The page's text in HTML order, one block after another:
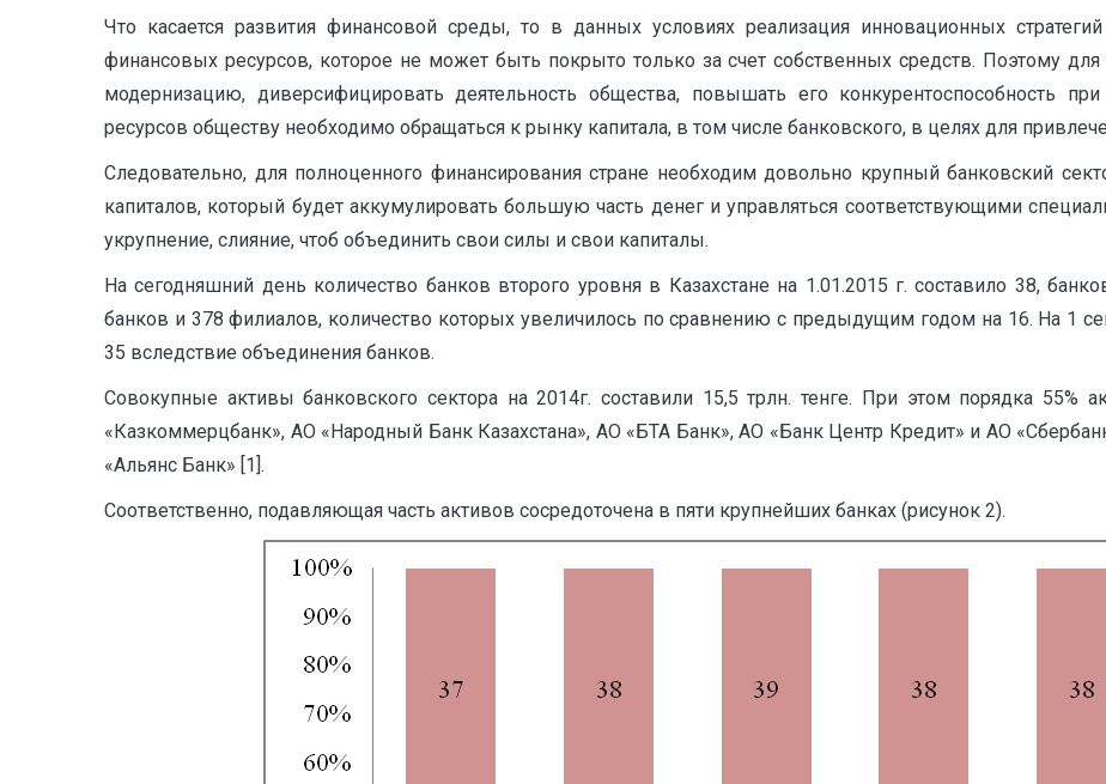
Что касается развития финансовой среды, то в данных условиях реализация инновационных
финансовых ресурсов, которое не может быть покрыто только за счет собственных средств. Поэтому для
модернизацию, диверсифицировать деятельность общества, повышать его конкурентоспособность
ресурсов обществу необходимо обращаться к рынку капитала, в том числе банковского, в целях для
Следовательно, для полноценного финансирования стране необходим довольно крупный банковский
капиталов, который будет аккумулировать большую часть денег и управляться соответствующими
укрупнение, слияние, чтоб объединить свои силы и свои капиталы.
На сегодняшний день количество банков второго уровня в Казахстане на 1.01.2015 г. составило 38,
банков и 378 филиалов, количество которых увеличилось по сравнению с предыдущим годом на 16. На 1
35 вследствие объединения банков.
Совокупные активы банковского сектора на 2014г. составили 15,5 трлн. тенге. При этом порядка 55%
«Казкоммерцбанк», АО «Народный Банк Казахстана», АО «БТА Банк», АО «Банк Центр Кредит» и АО
«Альянс Банк» [1].
Соответственно, подавляющая часть активов сосредоточена в пяти крупнейших банках (рисунок 2).